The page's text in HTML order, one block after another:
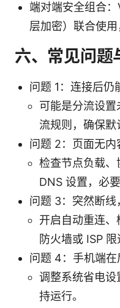
端对端安全组合
层加密）联合使用
六、常见问题
问题 1：连接后仍
可能是分流设
流规则，确保默
问题 2：页面无内
检查节点负载、
DNS 设置，必
问题 3：突然断线
开启自动重连
防火墙或 ISP 限
问题 4：手机端在
调整系统省电
持运行。